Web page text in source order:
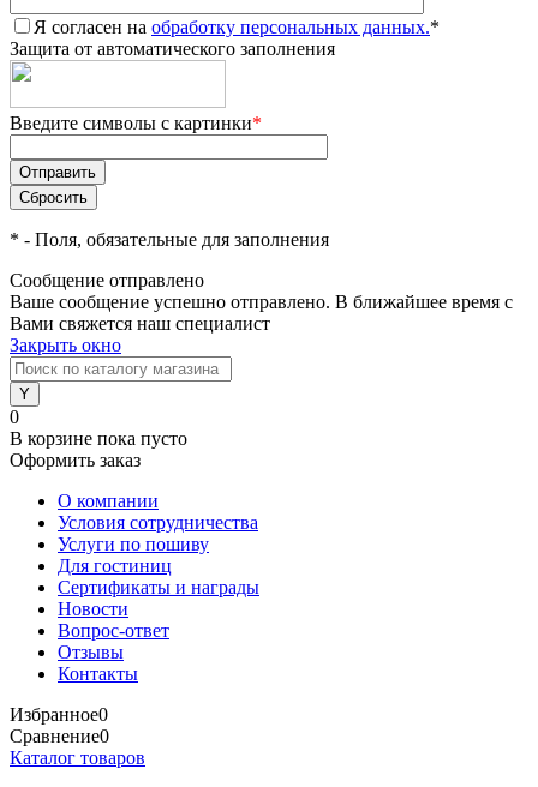
Я согласен на обработку персональных данных.*
Защита от автоматического заполнения
Введите символы с картинки*
* - Поля, обязательные для заполнения
Сообщение отправлено
Ваше сообщение успешно отправлено. В ближайшее время с
Вами свяжется наш специалист
Закрыть окно
0
В корзине пока пусто
Оформить заказ
О компании
Условия сотрудничества
Услуги по пошиву
Для гостиниц
Сертификаты и награды
Новости
Вопрос-ответ
Отзывы
Контакты
Избранное0
Сравнение0
Каталог товаров